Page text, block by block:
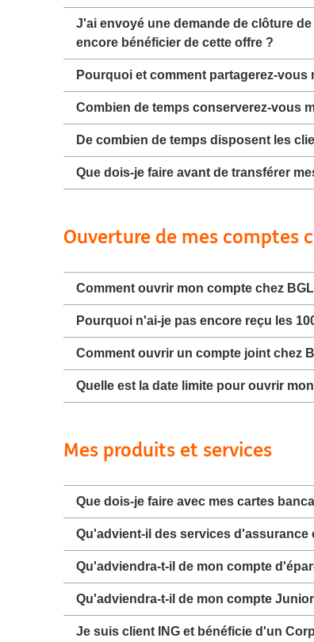
J'ai envoyé une demande de clôture
encore bénéficier de cette offre ?
Pourquoi et comment partagerez-
Combien de temps conserverez-vous
De combien de temps disposent les
Que dois-je faire avant de transférer
Ouverture de mes comptes
Comment ouvrir mon compte chez
Pourquoi n'ai-je pas encore reçu les
Comment ouvrir un compte joint chez
Quelle est la date limite pour ouvrir
Mes produits et services
Que dois-je faire avec mes cartes
Qu'advient-il des services d'assurance
Qu'adviendra-t-il de mon compte
Qu'adviendra-t-il de mon compte
Je suis client ING et bénéficie d'un